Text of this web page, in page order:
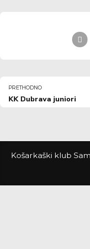
PRETHODNO
KK Dubrava juniori
Košarkaški klub